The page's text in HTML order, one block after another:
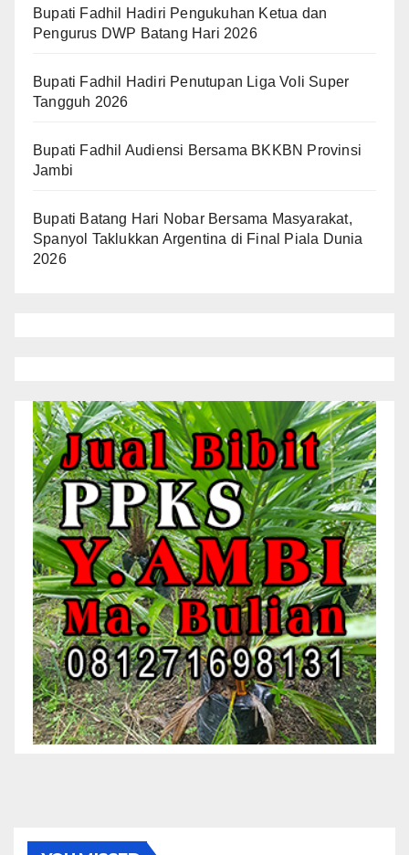
Bupati Fadhil Hadiri Pengukuhan Ketua dan
Pengurus DWP Batang Hari 2026
Bupati Fadhil Hadiri Penutupan Liga Voli Super
Tangguh 2026
Bupati Fadhil Audiensi Bersama BKKBN Provinsi
Jambi
Bupati Batang Hari Nobar Bersama Masyarakat,
Spanyol Taklukkan Argentina di Final Piala Dunia
2026